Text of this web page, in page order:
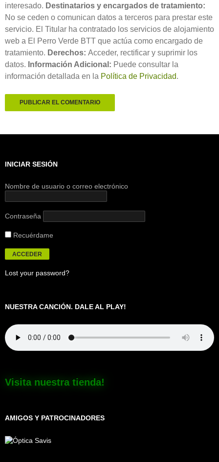
interesado. Destinatarios y encargados de tratamiento:
No se ceden o comunican datos a terceros para prestar este
servicio. El Titular ha contratado los servicios de alojamiento
web a El Perro Verde BTT que actúa como encargado de
tratamiento. Derechos: Acceder, rectificar y suprimir los
datos. Información Adicional: Puede consultar la
información detallada en la Política de Privacidad.
INICIAR SESIÓN
Nombre de usuario o correo electrónico
Contraseña
Recuérdame
Lost your password?
NUESTRA CANCIÓN. DALE AL PLAY!
Visita nuestra tienda!
AMIGOS Y PATROCINADORES